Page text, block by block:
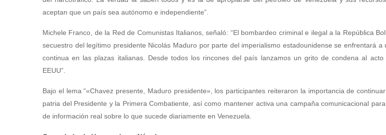
aceptan que un país sea autónomo e independiente”.
Michele Franco, de la Red de Comunistas Italianos, señaló: “El bombardeo criminal e ilegal a la República
secuestro del legítimo presidente Nicolás Maduro por parte del imperialismo estadounidense se enfrentará a
continua en las plazas italianas. Desde todos los rincones del país lanzamos un grito de condena al acto
EEUU”.
Bajo el lema “«Chavez presente, Maduro presidente», los participantes reiteraron la importancia de
patria del Presidente y la Primera Combatiente, así como mantener activa una campaña comunicacional
de información real sobre lo que sucede diariamente en Venezuela.